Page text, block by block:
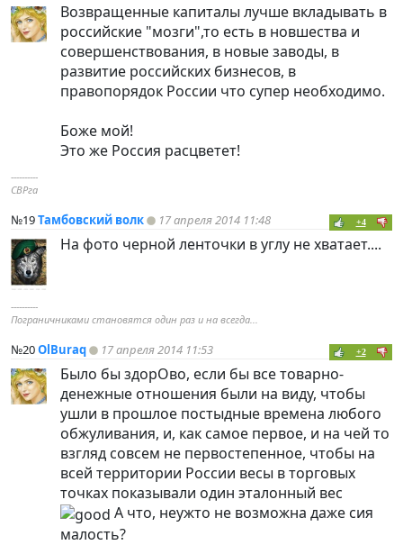
Возвращенные капиталы лучше вкладывать в
российские "мозги",то есть в новшества и
совершенствования, в новые заводы, в
развитие российских бизнесов, в
правопорядок России что супер необходимо.
Боже мой!
Это же Россия расцветет!
----------
СВРга
№19Тамбовский волк 17 апреля 2014 11:48 +4
На фото черной ленточки в углу не хватает....
----------
Пограничниками становятся один раз и на всегда...
№20OlBuraq 17 апреля 2014 11:53 +2
Было бы здорОво, если бы все товарно-
денежные отношения были на виду, чтобы
ушли в прошлое постыдные времена любого
обжуливания, и, как самое первое, и на чей то
взгляд совсем не первостепенное, чтобы на
всей территории России весы в торговых
точках показывали один эталонный вес
А что, неужто не возможна даже сия
малость?